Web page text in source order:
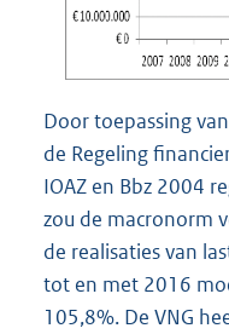
Door toepassing
de Regeling
IOAZ en Bbz 2004
zou de macronorm
de realisaties van
tot en met 2016
105,8%. De VNG